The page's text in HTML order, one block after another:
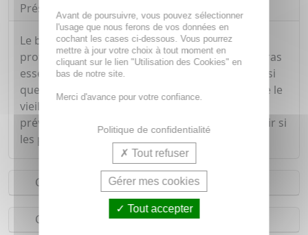
Présentation
Le baume pieds secs hydrate et nourrit en
profondeur les pieds car il est riche en acides gras
essentiels provenant de l'huile d'olive vierge ainsi
que de la vitamine E permettant de lutter contre le
vieillissement cutané tout en limitant et en
prévenant les fendillements qui peuvent survenir si
les pieds sont mal nourris.
Conseils d'utilisation
Composition
Avant de poursuivre, vous pouvez sélectionner
l'usage que nous ferons de vos données en
cochant les cases ci-dessous. Vous pourrez
mettre à jour votre choix à tout moment en
cliquant sur le lien "Utilisation des Cookies" en
bas de notre site.
Merci d'avance pour votre confiance.
Politique de confidentialité
Tout refuser
Gérer mes cookies
Tout accepter